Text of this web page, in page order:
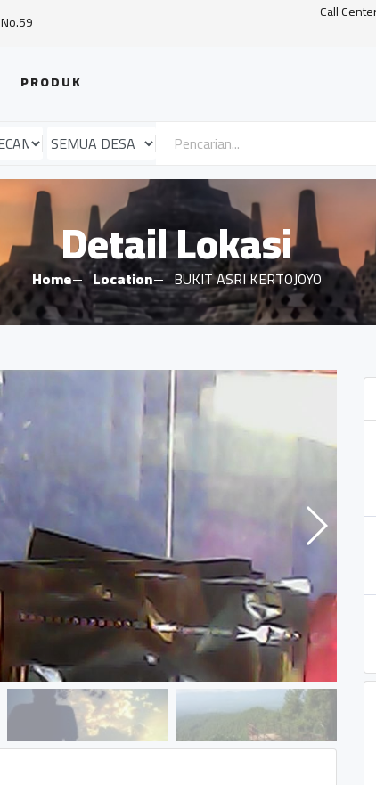
Call
PRODUK
Detail Lokasi
Home Location BUKIT ASRI KERTOJOYO